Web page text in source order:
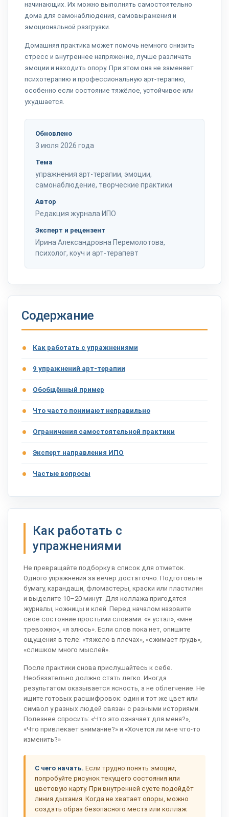
начинающих. Их можно выполнять самостоятельно
дома для самонаблюдения, самовыражения и
эмоциональной разгрузки.
Домашняя практика может помочь немного снизить
стресс и внутреннее напряжение, лучше различать
эмоции и находить опору. При этом она не заменяет
психотерапию и профессиональную арт-терапию,
особенно если состояние тяжёлое, устойчивое или
ухудшается.
Обновлено
3 июля 2026 года
Тема
упражнения арт-терапии, эмоции,
самонаблюдение, творческие практики
Автор
Редакция журнала ИПО
Эксперт и рецензент
Ирина Александровна Перемолотова,
психолог, коуч и арт-терапевт
Содержание
Как работать с упражнениями
9 упражнений арт-терапии
Обобщённый пример
Что часто понимают неправильно
Ограничения самостоятельной практики
Эксперт направления ИПО
Частые вопросы
Как работать с
упражнениями
Не превращайте подборку в список для отметок.
Одного упражнения за вечер достаточно. Подготовьте
бумагу, карандаши, фломастеры, краски или пластилин
и выделите 10–20 минут. Для коллажа пригодятся
журналы, ножницы и клей. Перед началом назовите
своё состояние простыми словами: «я устал», «мне
тревожно», «я злюсь». Если слов пока нет, опишите
ощущения в теле: «тяжело в плечах», «сжимает грудь»,
«слишком много мыслей».
После практики снова прислушайтесь к себе.
Необязательно должно стать легко. Иногда
результатом оказывается ясность, а не облегчение. Не
ищите готовых расшифровок: один и тот же цвет или
символ у разных людей связан с разными историями.
Полезнее спросить: «Что это означает для меня?»,
«Что привлекает внимание?» и «Хочется ли мне что-то
изменить?»
С чего начать. Если трудно понять эмоции,
попробуйте рисунок текущего состояния или
цветовую карту. При внутренней суете подойдёт
линия дыхания. Когда не хватает опоры, можно
создать образ безопасного места или коллаж